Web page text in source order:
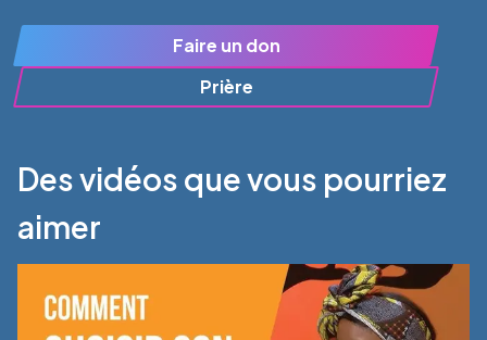
Faire un don
Prière
Des vidéos que vous pourriez
aimer